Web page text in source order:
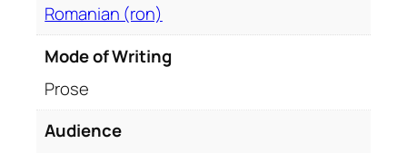
n
Romanian (ron)
Mode of Writing
Prose
Audience